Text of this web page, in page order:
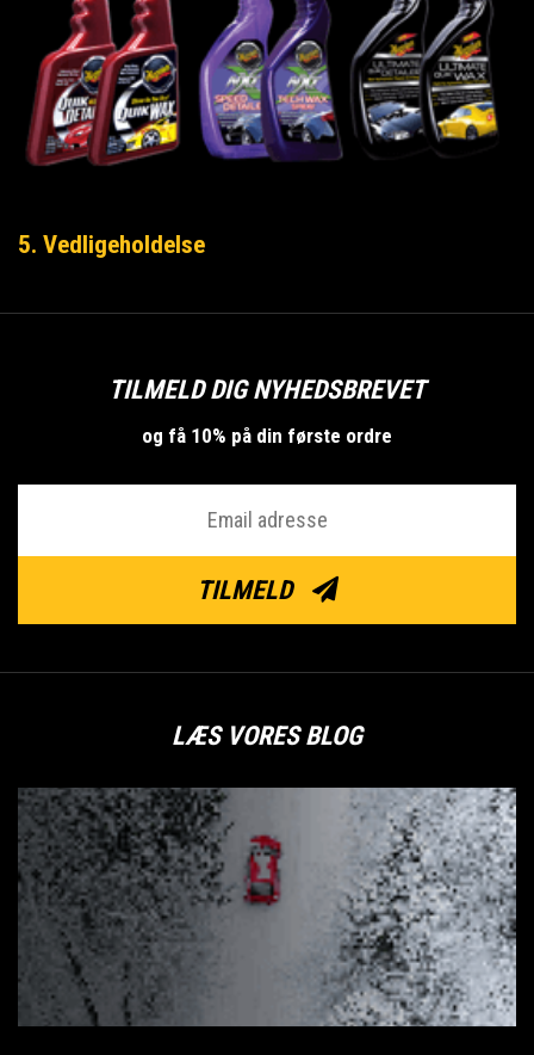
5. Vedligeholdelse
TILMELD DIG NYHEDSBREVET
og få 10% på din første ordre
TILMELD
LÆS VORES BLOG